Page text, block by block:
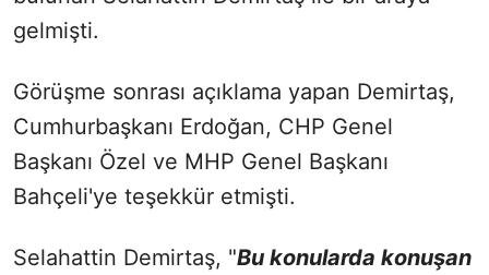
gelmişti.
Görüşme sonrası açıklama yapan Demirtaş,
Cumhurbaşkanı Erdoğan, CHP Genel
Başkanı Özel ve MHP Genel Başkanı
Bahçeli'ye teşekkür etmişti.
Selahattin Demirtaş, "Bu konularda konuşan